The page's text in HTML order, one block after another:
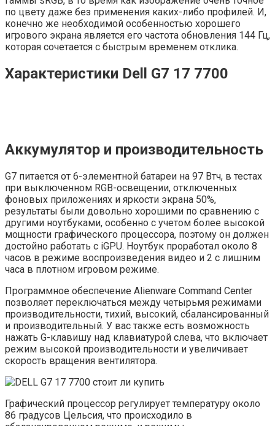
по цвету даже без применения каких-либо профилей. И,
конечно же необходимой особенностью хорошего
игрового экрана является его частота обновления 144 Гц,
которая сочетается с быстрым временем отклика.
Характеристики Dell G7 17 7700
Аккумулятор и производительность
G7 питается от 6-элементной батареи на 97 Втч, в тестах
при выключенном RGB-освещении, отключенных
фоновых приложениях и яркости экрана 50%,
результаты были довольно хорошими по сравнению с
другими ноутбуками, особенно с учетом более высокой
мощности графического процессора, поэтому он должен
достойно работать с iGPU. Ноутбук проработал около 8
часов в режиме воспроизведения видео и 2 с лишним
часа в плотном игровом режиме.
Программное обеспечение Alienware Command Center
позволяет переключаться между четырьмя режимами
производительности, тихий, высокий, сбалансированный
и производительный. У вас также есть возможность
нажать G-клавишу над клавиатурой слева, что включает
режим высокой производительности и увеличивает
скорость вращения вентилятора.
Графический процессор регулирует температуру около
86 градусов Цельсия, что происходило в